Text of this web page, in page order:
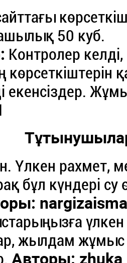
50 куб.
Контролер
екенсіздер.
Үлкен рахмет,
бұл күндері
жылдам жұмыс
Авторы: